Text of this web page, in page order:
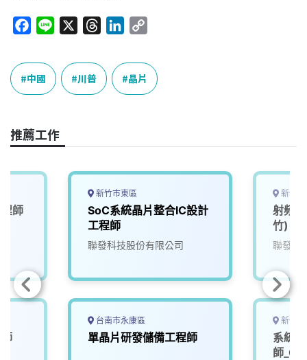
c
e
b
o
k
e
e
a
n
k
e
n
p
L
k
中國 川普 晶片
推薦工作
師
新竹市東區
SoC系統晶片整合IC設計
工程師
聯發科技股份有限公司
台南市永康區
單晶片研發儲備工程師
新竹
射頻
竹)
聯發科
新竹
系統
師